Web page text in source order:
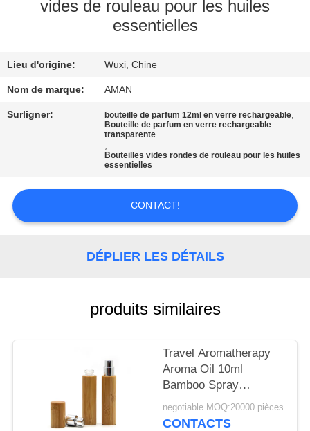
PROPOS
VISITE
DE
CONTRÔLE
QUALITÉ
CONTACTEZ-
NOUVELLES
DEMANDEZ
vides de rouleau pour les huiles
essentielles
Lieu d'origine: Wuxi, Chine
Nom de marque: AMAN
Surligner: bouteille de parfum 12ml en verre rechargeable,
Bouteille de parfum en verre rechargeable
transparente
,
Bouteilles vides rondes de rouleau pour les huiles
essentielles
CONTACT!
DÉPLIER LES DÉTAILS
produits similaires
Travel Aromatherapy
Aroma Oil 10ml
Bamboo Spray
Perfume Bottle With
Screw Spray Cap
negotiable MOQ:20000 pièces
CONTACTS